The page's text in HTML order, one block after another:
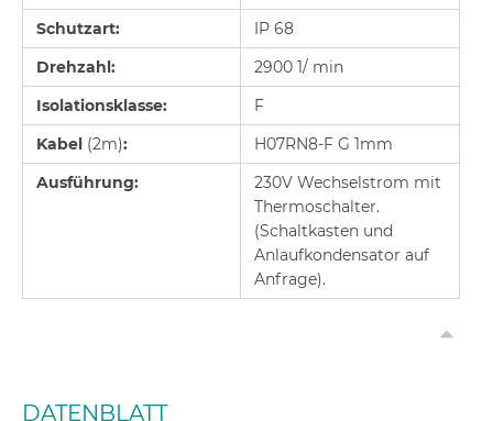
Schutzart:
IP 68
Drehzahl:
2900 1/ min
Isolationsklasse:
F
Kabel (2m):
H07RN8-F G 1mm
Ausführung:
230V Wechselstrom mit
Thermoschalter.
(Schaltkasten und
Anlaufkondensator auf
Anfrage).
DATENBLATT